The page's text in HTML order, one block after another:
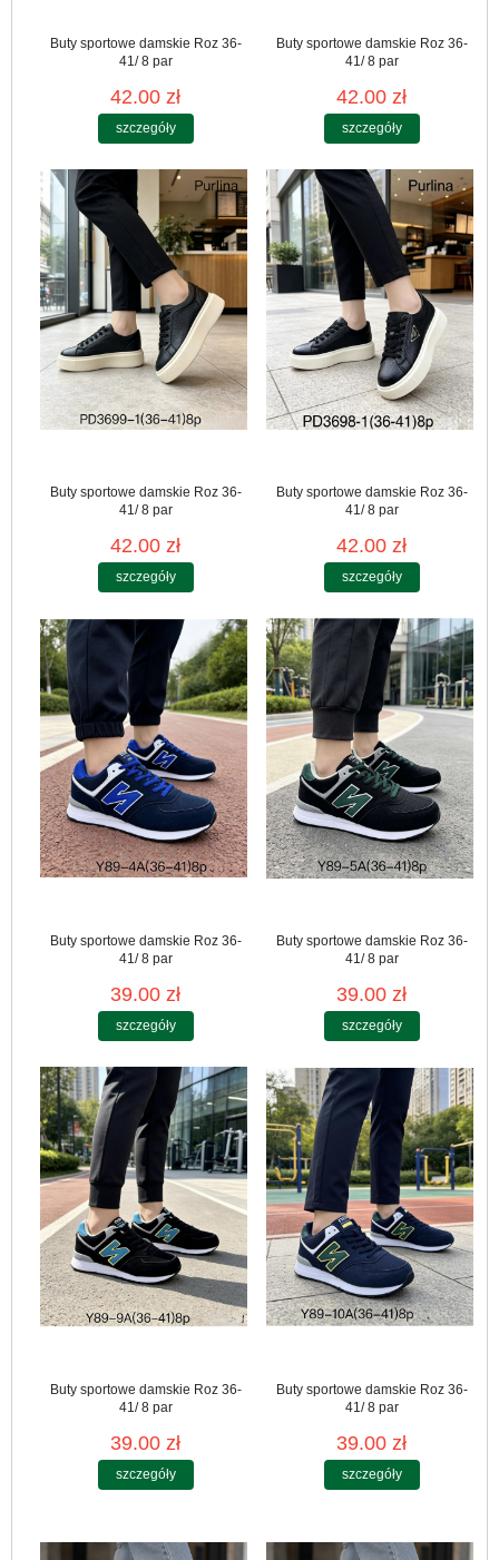
Buty sportowe damskie Roz 36-
41/ 8 par
42.00 zł
szczegóły
Buty sportowe damskie Roz 36-
41/ 8 par
42.00 zł
szczegóły
Buty sportowe damskie Roz 36-
41/ 8 par
42.00 zł
szczegóły
Buty sportowe damskie Roz 36-
41/ 8 par
42.00 zł
szczegóły
Buty sportowe damskie Roz 36-
41/ 8 par
39.00 zł
szczegóły
Buty sportowe damskie Roz 36-
41/ 8 par
39.00 zł
szczegóły
Buty sportowe damskie Roz 36-
41/ 8 par
39.00 zł
szczegóły
Buty sportowe damskie Roz 36-
41/ 8 par
39.00 zł
szczegóły